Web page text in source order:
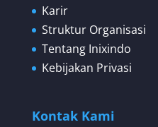
Karir
Struktur Organisasi
Tentang Inixindo
Kebijakan Privasi
Kontak Kami